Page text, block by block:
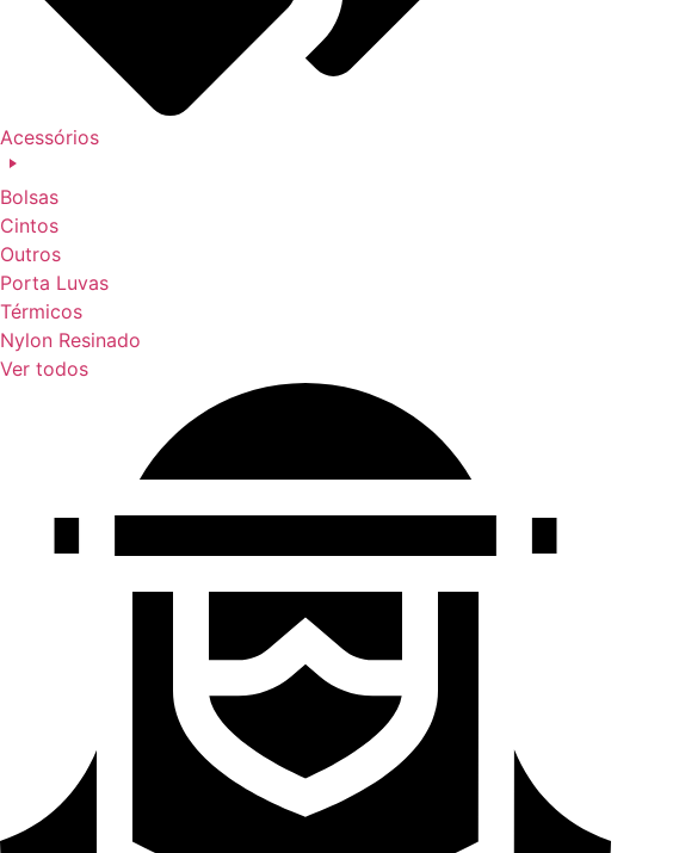
Acessórios
Bolsas
Cintos
Outros
Porta Luvas
Térmicos
Nylon Resinado
Ver todos